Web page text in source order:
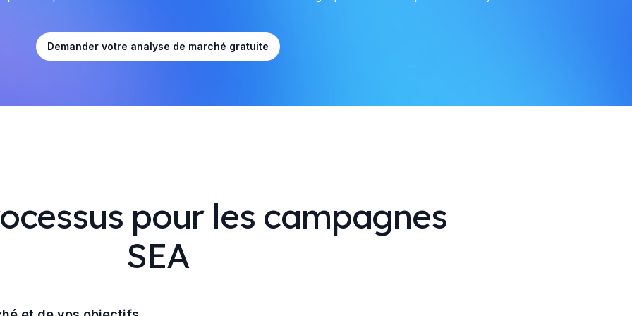
Demander votre analyse de marché gratuite
pour les campagnes
SEA